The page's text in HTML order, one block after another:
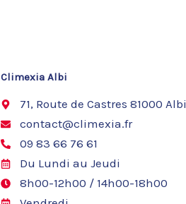
Climexia Albi
71, Route de Castres 81000 Albi
contact@climexia.fr
09 83 66 76 61
Du Lundi au Jeudi
8h00-12h00 / 14h00-18h00